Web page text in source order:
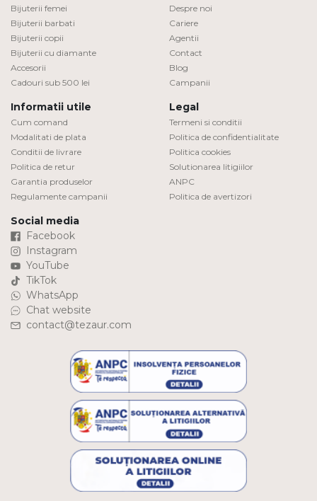
Bijuterii femei
Bijuterii barbati
Bijuterii copii
Bijuterii cu diamante
Accesorii
Cadouri sub 500 lei
Despre noi
Cariere
Agentii
Contact
Blog
Campanii
Informatii utile
Cum comand
Modalitati de plata
Conditii de livrare
Politica de retur
Garantia produselor
Regulamente campanii
Legal
Termeni si conditii
Politica de confidentialitate
Politica cookies
Solutionarea litigiilor
ANPC
Politica de avertizori
Social media
Facebook
Instagram
YouTube
TikTok
WhatsApp
Chat website
contact@tezaur.com